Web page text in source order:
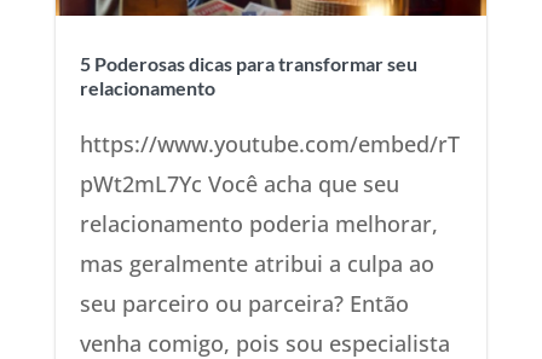
5 Poderosas dicas para transformar seu
relacionamento
https://www.youtube.com/embed/rT
pWt2mL7Yc Você acha que seu
relacionamento poderia melhorar,
mas geralmente atribui a culpa ao
seu parceiro ou parceira? Então
venha comigo, pois sou especialista